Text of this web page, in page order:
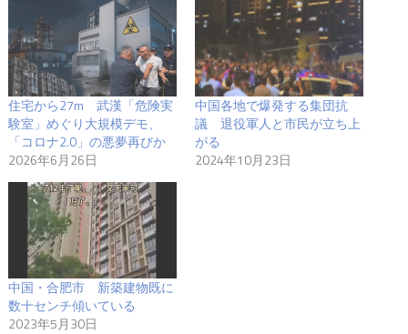
住宅から27m 武漢「危険実
験室」めぐり大規模デモ、
「コロナ2.0」の悪夢再びか
2026年6月26日
中国各地で爆発する集団抗
議 退役軍人と市民が立ち上
がる
2024年10月23日
中国・合肥市 新築建物既に
数十センチ傾いている
2023年5月30日